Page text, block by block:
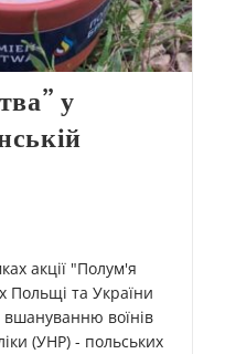
у
акції "Полум'я
Польщі та України
вшануванню воїнів
(УНР) - польських